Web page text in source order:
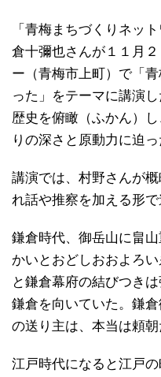
「青梅まちづくりネッ
倉十彌也さんが１１月
ー（青梅市上町）で「
った」をテーマに講演
歴史を俯瞰（ふかん）
りの深さと原動力に迫っ
講演では、村野さんが
れ話や推察を加える形で
鎌倉時代、御岳山に畠
かいとおどしおおよろ
と鎌倉幕府の結びつき
鎌倉を向いていた。鎌
の送り主は、本当は頼
江戸時代になると江戸